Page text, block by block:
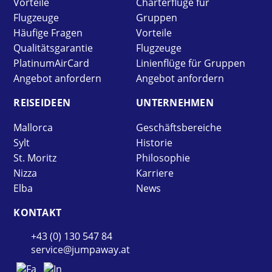
Flugzeuge
Häufige Fragen
Qualitätsgarantie
PlatinumAirCard
Angebot anfordern
Gruppen
Vorteile
Flugzeuge
Linienflüge für Gruppen
Angebot anfordern
REISE­IDEEN
Mallorca
Sylt
St. Moritz
Nizza
Elba
UNTER­NEHMEN
Geschäftsbereiche
Historie
Philosophie
Karriere
News
KONTAKT
+43 (0) 130 547 84
service@jumpaway.at